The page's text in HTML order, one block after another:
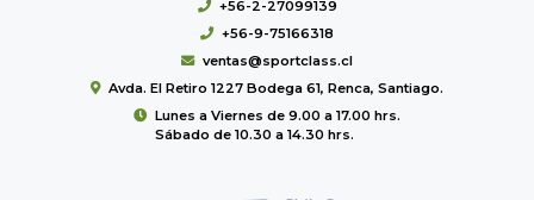
+56-2-27099139
+56-9-75166318
ventas@sportclass.cl
Avda. El Retiro 1227 Bodega 61, Renca, Santiago.
Lunes a Viernes de 9.00 a 17.00 hrs.
Sábado de 10.30 a 14.30 hrs.